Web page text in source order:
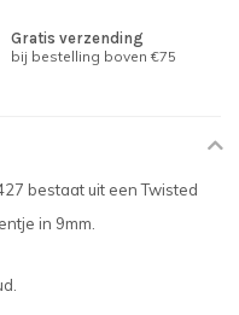
Gratis verzending
bij bestelling boven €75
bestaat uit een Twisted
in 9mm.